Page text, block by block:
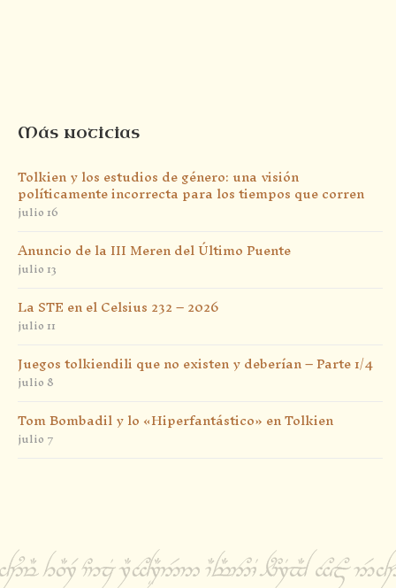
Más noticias
Tolkien y los estudios de género: una visión
políticamente incorrecta para los tiempos que corren
julio 16
Anuncio de la III Meren del Último Puente
julio 13
La STE en el Celsius 232 – 2026
julio 11
Juegos tolkiendili que no existen y deberían – Parte 1/4
julio 8
Tom Bombadil y lo «Hiperfantástico» en Tolkien
julio 7